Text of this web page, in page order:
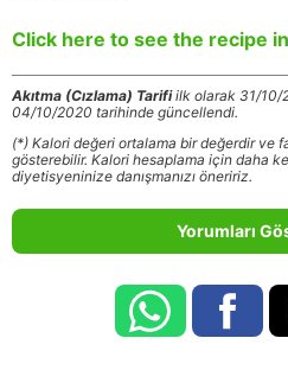
Click here to see the recipe
Akıtma (Cızlama) Tarifiilk olarak 31/10/
04/10/2020 tarihinde güncellendi.
(*) Kalori değeri ortalama bir değerdir ve
gösterebilir. Kalori hesaplama için daha
diyetisyeninize danışmanızı öneririz.
Yorumları